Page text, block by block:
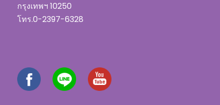
กรุงเทพฯ 10250
โทร.0-2397-6328